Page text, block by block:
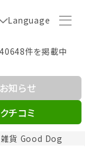
Language
件を掲載中
雑貨 Good Dog
お知らせ
クチコミ